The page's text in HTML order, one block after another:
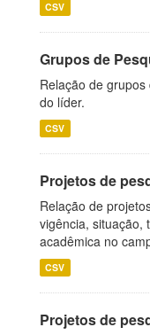
CSV
Grupos de
Relação de
do líder.
CSV
Projetos de
Relação de
vigência, situação,
acadêmica no
CSV
Projetos de